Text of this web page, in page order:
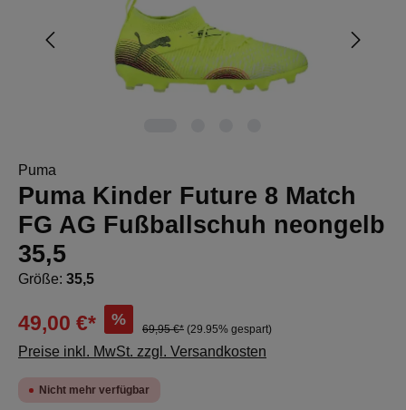
Puma
Puma Kinder Future 8 Match
FG AG Fußballschuh neongelb
35,5
Größe: 35,5
49,00 €* %
69,95 €* (29.95% gespart)
Preise inkl. MwSt. zzgl. Versandkosten
Nicht mehr verfügbar